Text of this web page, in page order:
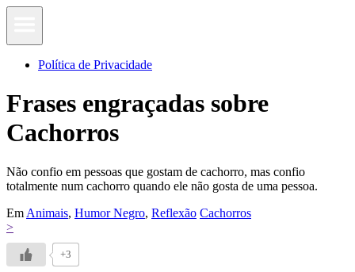
Política de Privacidade
Frases engraçadas sobre
Cachorros
Não confio em pessoas que gostam de cachorro, mas confio
totalmente num cachorro quando ele não gosta de uma pessoa.
Em Animais, Humor Negro, Reflexão Cachorros
>
+3